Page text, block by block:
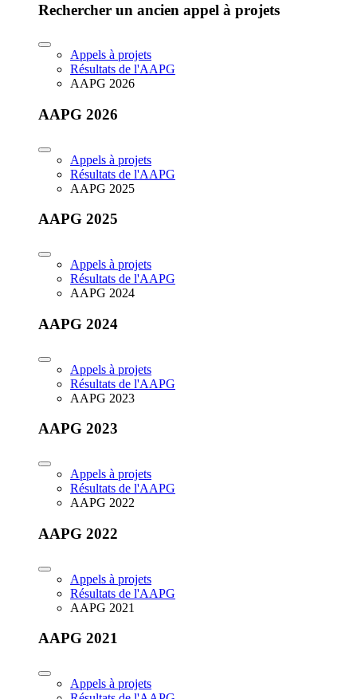
Rechercher un ancien appel à projets
Appels à projets
Résultats de l'AAPG
AAPG 2026
AAPG 2026
Appels à projets
Résultats de l'AAPG
AAPG 2025
AAPG 2025
Appels à projets
Résultats de l'AAPG
AAPG 2024
AAPG 2024
Appels à projets
Résultats de l'AAPG
AAPG 2023
AAPG 2023
Appels à projets
Résultats de l'AAPG
AAPG 2022
AAPG 2022
Appels à projets
Résultats de l'AAPG
AAPG 2021
AAPG 2021
Appels à projets